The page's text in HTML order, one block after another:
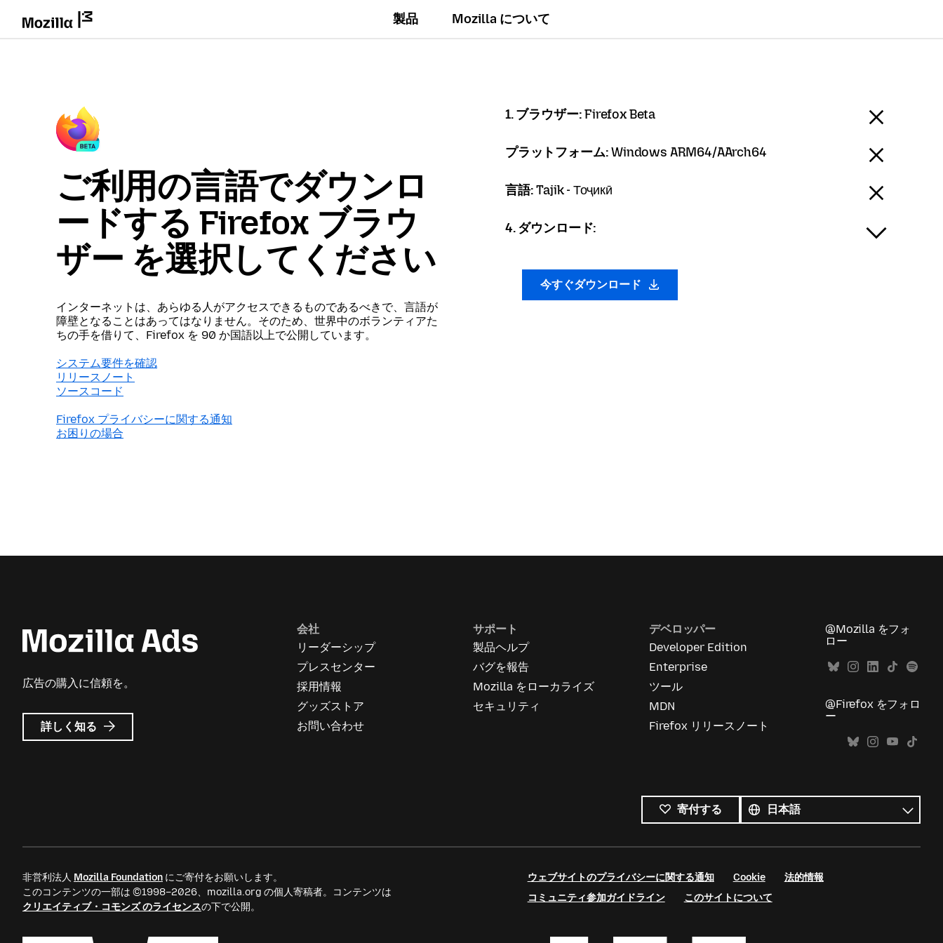
製品 Mozilla について
ご利用の言語でダウンロ
ードする Firefox ブラウ
ザー を選択してください
インターネットは、あらゆる人がアクセスできるものであるべきで、言語が
障壁となることはあってはなりません。そのため、世界中のボランティアた
ちの手を借りて、Firefox を 90 か国語以上で公開しています。
システム要件を確認
リリースノート
ソースコード
Firefox プライバシーに関する通知
お困りの場合
1. ブラウザー:Firefox Beta
プラットフォーム:Windows ARM64/AArch64
言語:Tajik - Тоҷикӣ
4. ダウンロード:
今すぐダウンロード
広告の購入に信頼を。
Mozilla
広
詳しく知る
会社
リーダーシップ
プレスセンター
採用情報
グッズストア
お問い合わせ
サポート
製品ヘルプ
バグを報告
Mozilla をローカライズ
セキュリティ
デベロッパー
Developer Edition
Enterprise
ツール
MDN
Firefox リリースノート
@Mozilla をフォ
ロー
@Firefox をフォロ
ー
寄付する
べ
て
の
言
語
非営利法人 Mozilla Foundation にご寄付をお願いします。
このコンテンツの一部は ©1998–2026、mozilla.org の個人寄稿者。コンテンツは
クリエイティブ・コモンズ のライセンスの下で公開。
ウェブサイトのプライバシーに関する通知 Cookie
法的情報
コミュニティ参加ガイドライン
このサイトについて